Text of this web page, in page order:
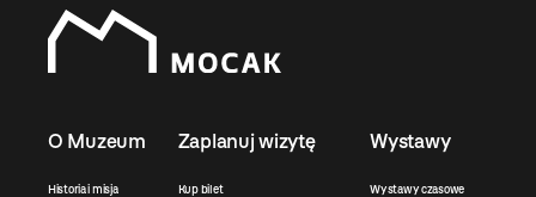
O Muzeum
Historia i misja
Zaplanuj wizytę
Kup bilet
Wystawy
Wystawy czasowe